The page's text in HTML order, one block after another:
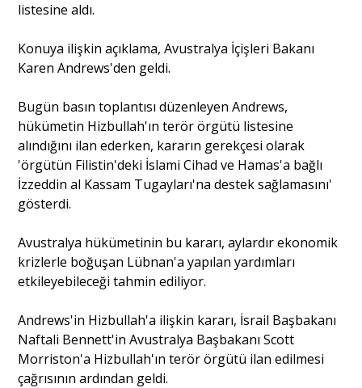
Portre
Yazarlar
Eğitim
Dosya Haber
Ankara Analiz
listesine aldı.
Konuya ilişkin açıklama, Avustralya İçişleri Bakanı
Karen Andrews'den geldi.
Bugün basın toplantısı düzenleyen Andrews,
hükümetin Hizbullah'ın terör örgütü listesine
alındığını ilan ederken, kararın gerekçesi olarak
'örgütün Filistin'deki İslami Cihad ve Hamas'a bağlı
İzzeddin al Kassam Tugayları'na destek sağlamasını'
gösterdi.
Avustralya hükümetinin bu kararı, aylardır ekonomik
krizlerle boğuşan Lübnan'a yapılan yardımları
etkileyebileceği tahmin ediliyor.
Andrews'in Hizbullah'a ilişkin kararı, İsrail Başbakanı
Naftali Bennett'in Avustralya Başbakanı Scott
Morriston'a Hizbullah'ın terör örgütü ilan edilmesi
çağrısının ardından geldi.